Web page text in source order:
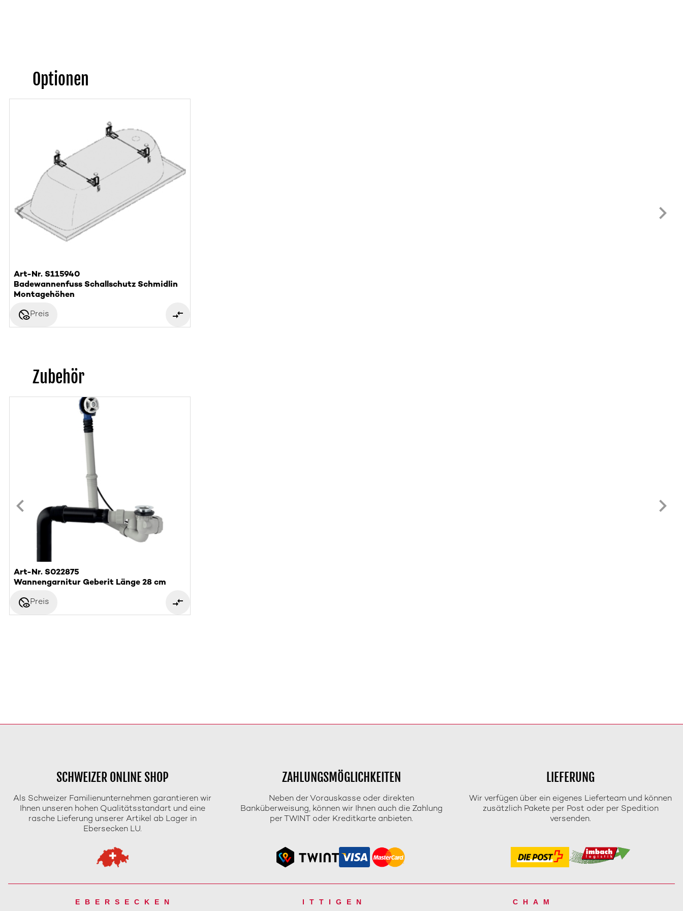
Optionen
Art-Nr. S115940
Badewannenfuss Schallschutz Schmidlin
Montagehöhen
disabled_visiblePreis
Zubehör
Art-Nr. S022875
Wannengarnitur Geberit Länge 28 cm
disabled_visiblePreis
SCHWEIZER ONLINE SHOP
Als Schweizer Familienunternehmen garantieren wir
Ihnen unseren hohen Qualitätsstandart und eine
rasche Lieferung unserer Artikel ab Lager in
Ebersecken LU.
ZAHLUNGSMÖGLICHKEITEN
Neben der Vorauskasse oder direkten
Banküberweisung, können wir Ihnen auch die Zahlung
per TWINT oder Kreditkarte anbieten.
LIEFERUNG
Wir verfügen über ein eigenes Lieferteam und können
zusätzlich Pakete per Post oder per Spedition
versenden.
EBERSECKEN ITTIGEN CHAM